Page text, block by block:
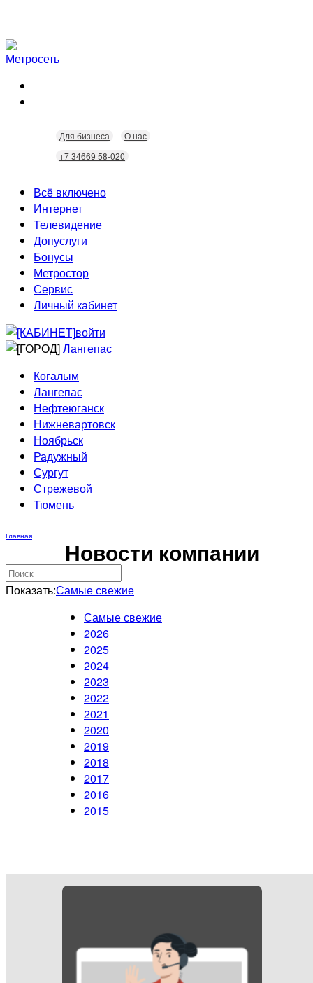
Для бизнеса
О нас
+7 34669 58-020
Всё включено
Интернет
Скорость
Безопасность
Wi-Fi
Технологии
Телевидение
Кабельное ТВ
Интерактивное ТВ
Допуслуги
Видеонаблюдение
Городские камеры
Домофония
Бонусы
Статусы
Бонусы
Скидки
Метростор
Сервис
Неисправности
Домовые сети
Личный кабинет
войти
Лангепас
Когалым
Лангепас
Нефтеюганск
Нижневартовск
Ноябрьск
Радужный
Сургут
Стрежевой
Тюмень
Главная
Новости компании
Показать:Самые свежие
Самые свежие
2026
2025
2024
2023
2022
2021
2020
2019
2018
2017
2016
2015